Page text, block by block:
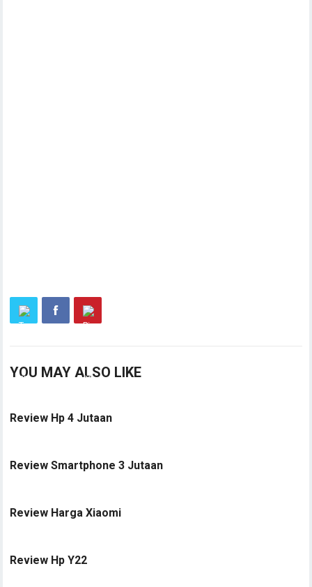
YOU MAY ALSO LIKE
Review Hp 4 Jutaan
Review Smartphone 3 Jutaan
Review Harga Xiaomi
Review Hp Y22